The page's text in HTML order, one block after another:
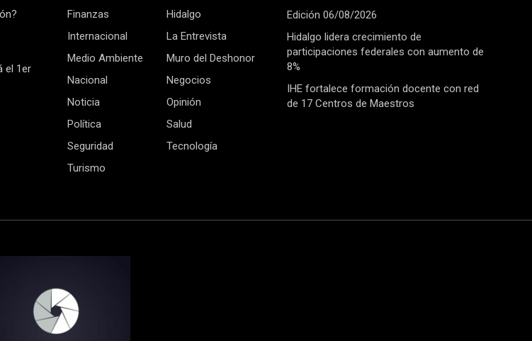
el 1er
Finanzas
Hidalgo
Internacional
La Entrevista
Medio Ambiente
Muro del Deshonor
Nacional
Negocios
Noticia
Opinión
Política
Salud
Seguridad
Tecnología
Turismo
Edición 06/08/2026
Hidalgo lidera crecimiento de
participaciones federales con aumento de
8%
IHE fortalece formación docente con red
de 17 Centros de Maestros